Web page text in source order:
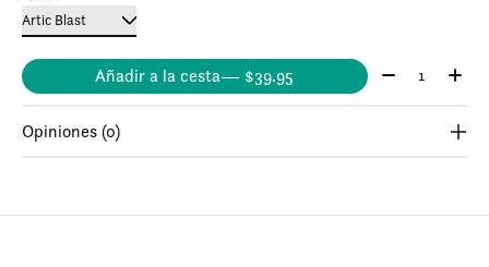
Añadir a la cesta — $39.95 Cantidad:
Opiniones (0)